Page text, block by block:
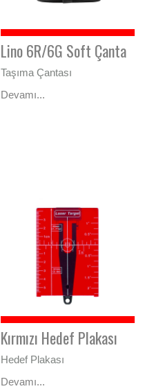
Lino 6R/6G Soft Çanta
Taşıma Çantası
Devamı...
Kırmızı Hedef Plakası
Hedef Plakası
Devamı...